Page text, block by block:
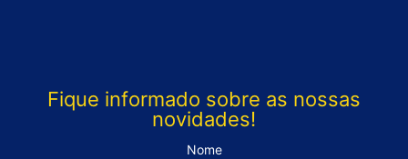
Fique informado sobre as nossas
novidades!
Nome